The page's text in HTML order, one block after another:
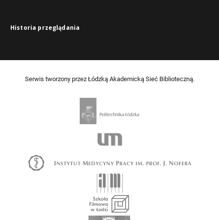
Historia przeglądania
Serwis tworzony przez Łódzką Akademicką Sieć Biblioteczną.